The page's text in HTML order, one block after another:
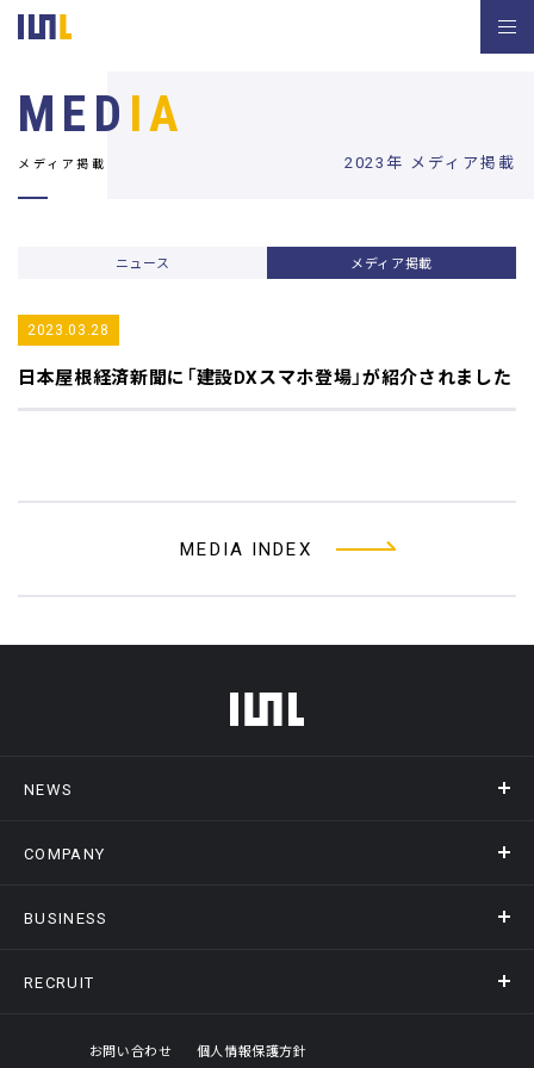
2023年 メディア掲載
MED IA
メディア掲載
ニュース メディア掲載
2023.03.28
日本屋根経済新聞に「建設DXスマホ登場」が紹介されました
MEDIA INDEX
フッターメニュー
NEWS
ニュース
COMPANY
会社概要
オフィスギャラリー
BUSINESS
事業情報トップ
RECRUIT
採用情報トップ
お問い合わせ 個人情報保護方針